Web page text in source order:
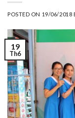
POSTED ON 19/06/2018
19
Th6